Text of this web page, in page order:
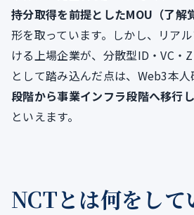
持分取得を前提としたMOU（了解
形を取っています。しかし、リア
ける上場企業が、分散型ID・VC・
として踏み込んだ点は、Web3本
段階から事業インフラ段階へ移行
といえます。
NCTとは何をして